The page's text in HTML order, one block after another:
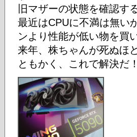
旧マザーの状態を確認す
最近はCPUに不満は無い
ンより性能が低い物を買
来年、株ちゃんが死ぬほ
ともかく、これで解決だ